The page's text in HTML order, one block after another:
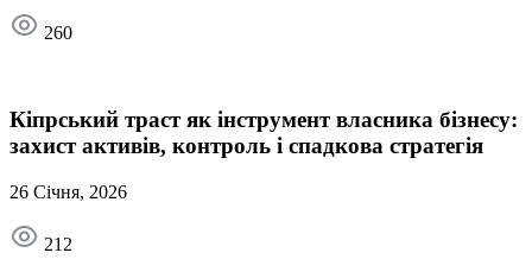
260
Кіпрський траст як інструмент власника бізнесу:
захист активів, контроль і спадкова стратегія
26 Січня, 2026
212